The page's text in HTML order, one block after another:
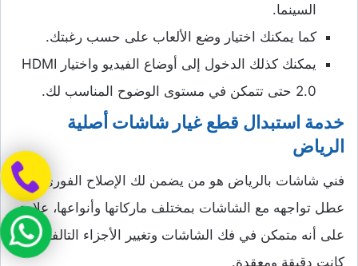
السينما.
كما يمكنك اختيار وضع الألعاب على حسب رغبتك.
يمكنك كذلك الدخول إلى أوضاع الفيديو واختيار HDMI
2.0 حتى تتمكن في مستوى الوضوح المناسب لك.
خدمة استبدال قطع غيار شاشات أصلية
الرياض
فني شاشات بالرياض هو من يضمن لك الإصلاح الفوري لأي
عطل تواجهه مع الشاشات بمختلف ماركاتها وأنواعها، علاوة
على أنه متمكن في فك الشاشات وتغيير الأجزاء التالفة مهما
كانت دقيقة ومعقدة.